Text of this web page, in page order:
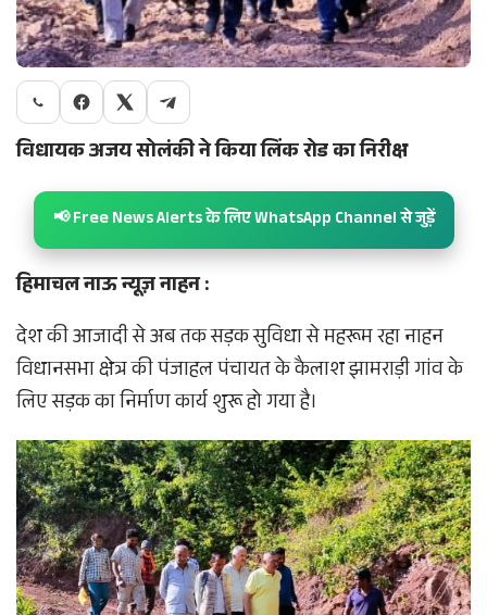
विधायक अजय सोलंकी ने किया लिंक रोड का निरीक्ष
📢 Free News Alerts के लिए WhatsApp Channel से जुड़ें
हिमाचल नाऊ न्यूज़ नाहन :
देश की आजादी से अब तक सड़क सुविधा से महरूम रहा नाहन
विधानसभा क्षेत्र की पंजाहल पंचायत के कैलाश झामराड़ी गांव के
लिए सड़क का निर्माण कार्य शुरू हो गया है।